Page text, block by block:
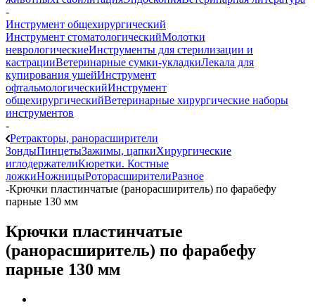
-
Инструмент общехирургический
Инструмент стоматологическийМолотки
неврологическиеИнструменты для стерилизации и
кастрацииВетеринарные сумки-укладкиЛекала для
купирования ушейИнструмент
офтальмологическийИнструмент
общехирургическийВетеринарные хирургические наборы
инструментов
-
Ретракторы, ранорасширители
ЗондыПинцетыЗажимы, цапкиХирургические
иглодержателиКюретки. Костные
ложкиНожницыРоторасширителиРазное
-Крючки пластинчатые (ранорасширитель) по фарабефу
парные 130 мм
Крючки пластинчатые
(ранорасширитель) по фарабефу
парные 130 мм